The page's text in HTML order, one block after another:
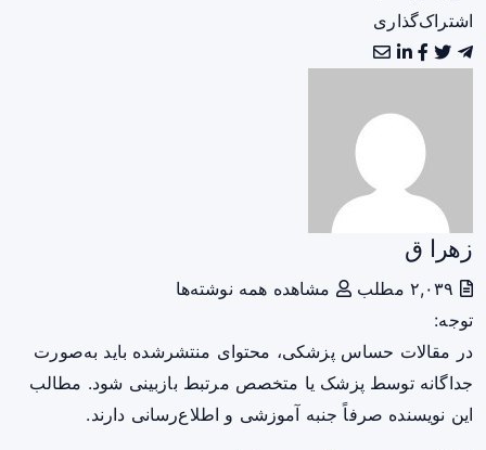
اشتراک‌گذاری
زهرا ق
مشاهده همه نوشته‌ها
توجه:
در مقالات حساس پزشکی، محتوای منتشرشده باید به‌صورت
جداگانه توسط پزشک یا متخصص مرتبط بازبینی شود. مطالب
این نویسنده صرفاً جنبه آموزشی و اطلاع‌رسانی دارند.